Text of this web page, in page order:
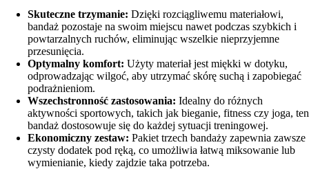
Skuteczne trzymanie: Dzięki rozciągliwemu materiałowi,
bandaż pozostaje na swoim miejscu nawet podczas szybkich i
powtarzalnych ruchów, eliminując wszelkie nieprzyjemne
przesunięcia.
Optymalny komfort: Użyty materiał jest miękki w dotyku,
odprowadzając wilgoć, aby utrzymać skórę suchą i zapobiegać
podrażnieniom.
Wszechstronność zastosowania: Idealny do różnych
aktywności sportowych, takich jak bieganie, fitness czy joga, ten
bandaż dostosowuje się do każdej sytuacji treningowej.
Ekonomiczny zestaw: Pakiet trzech bandaży zapewnia zawsze
czysty dodatek pod ręką, co umożliwia łatwą miksowanie lub
wymienianie, kiedy zajdzie taka potrzeba.